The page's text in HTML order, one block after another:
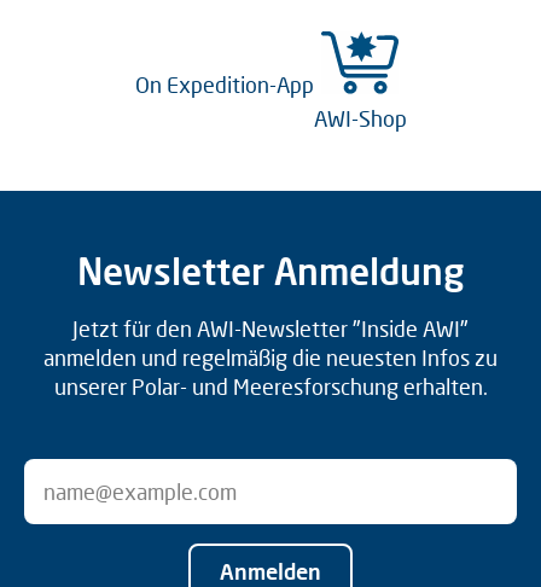
On Expedition-App
AWI-Shop
Newsletter Anmeldung
Jetzt für den AWI-Newsletter "Inside AWI"
anmelden und regelmäßig die neuesten Infos zu
unserer Polar- und Meeresforschung erhalten.
Anmelden